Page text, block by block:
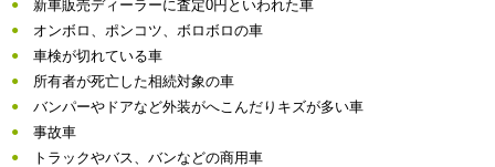
新車販売ディーラーに査定0円といわれた車
オンボロ、ポンコツ、ボロボロの車
車検が切れている車
所有者が死亡した相続対象の車
バンパーやドアなど外装がへこんだりキズが多い車
事故車
トラックやバス、バンなどの商用車